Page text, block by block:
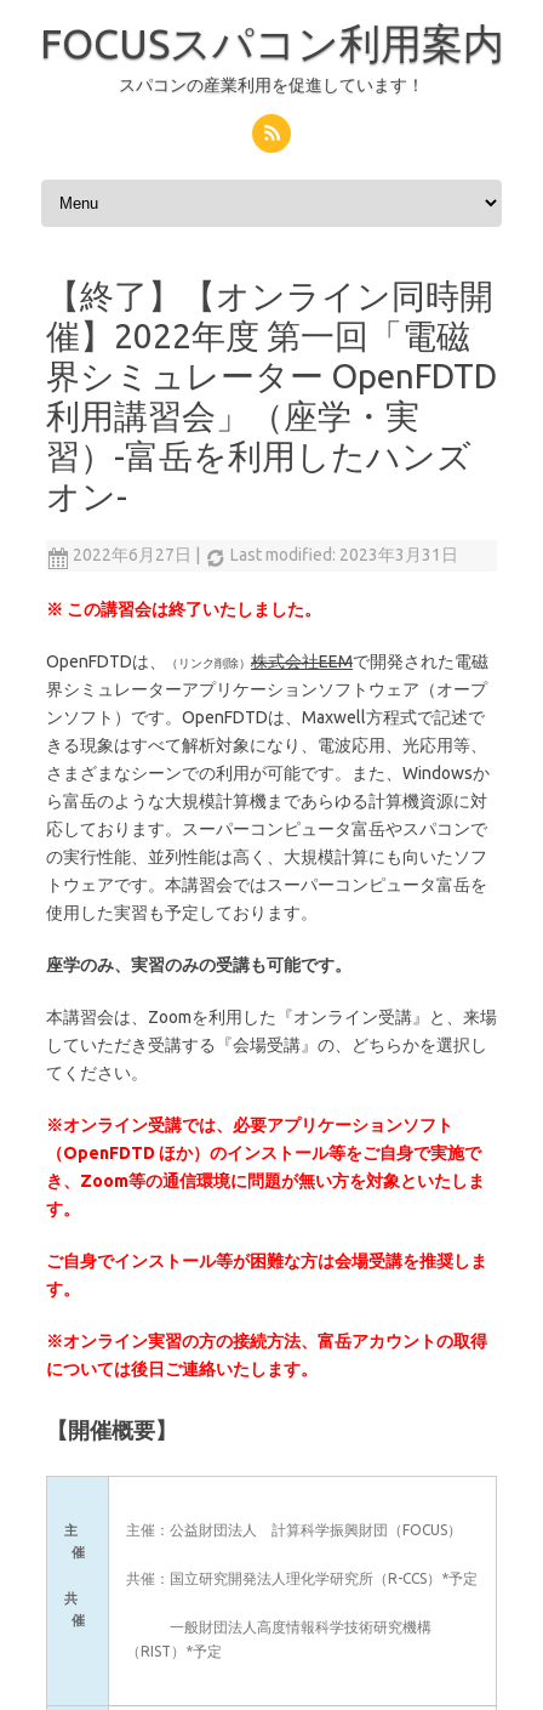
FOCUSスパコン利用案内
スパコンの産業利用を促進しています！
コンテンツへスキップ
【終了】【オンライン同時開
催】2022年度 第一回「電磁
界シミュレーター OpenFDTD
利用講習会」（座学・実
習）-富岳を利用したハンズ
オン-
2022年6月27日 Last modified: 2023年3月31日
※ この講習会は終了いたしました。
OpenFDTDは、 株式会社EEMで開発された電磁
界シミュレーターアプリケーションソフトウェア（オープ
ンソフト）です。OpenFDTDは、Maxwell方程式で記述で
きる現象はすべて解析対象になり、電波応用、光応用等、
さまざまなシーンでの利用が可能です。また、Windowsか
ら富岳のような大規模計算機まであらゆる計算機資源に対
応しております。スーパーコンピュータ富岳やスパコンで
の実行性能、並列性能は高く、大規模計算にも向いたソフ
トウェアです。本講習会ではスーパーコンピュータ富岳を
使用した実習も予定しております。
座学のみ、実習のみの受講も可能です。
本講習会は、Zoomを利用した『オンライン受講』と、来場
していただき受講する『会場受講』の、どちらかを選択し
てください。
※オンライン受講では、必要アプリケーションソフト
（OpenFDTD ほか）のインストール等をご自身で実施で
き、Zoom等の通信環境に問題が無い方を対象といたしま
す。
ご自身でインストール等が困難な方は会場受講を推奨しま
す。
※オンライン実習の方の接続方法、富岳アカウントの取得
については後日ご連絡いたします。
【開催概要】
主
催
共
催
主催：公益財団法人 計算科学振興財団（FOCUS）
共催：国立研究開発法人理化学研究所（R-CCS）*予定
一般財団法人高度情報科学技術研究機構
（RIST）*予定